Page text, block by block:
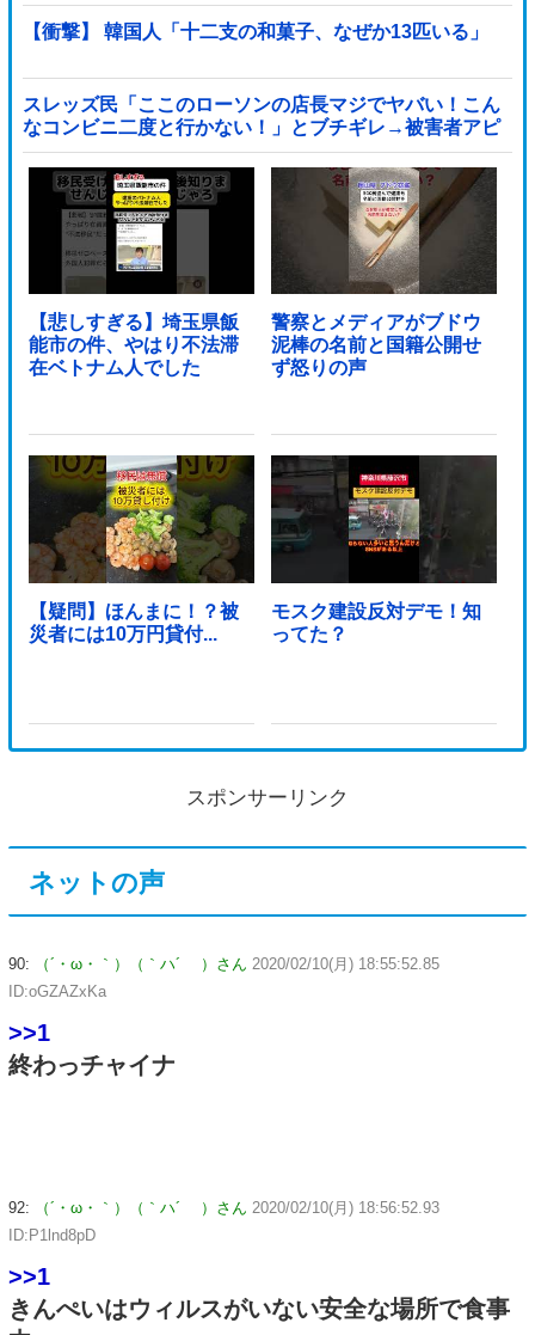
【衝撃】 韓国人「十二支の和菓子、なぜか13匹いる」
スレッズ民「ここのローソンの店長マジでヤバい！こん
なコンビニ二度と行かない！」とブチギレ→被害者アピ
するも「ヤバイのはお前だよ」とツッコミ殺到ｗｗｗｗ
ｗｗｗ他
【悲しすぎる】埼玉県飯
能市の件、やはり不法滞
在ベトナム人でした
警察とメディアがブドウ
泥棒の名前と国籍公開せ
ず怒りの声
【疑問】ほんまに！？被
災者には10万円貸付...
モスク建設反対デモ！知
ってた？
スポンサーリンク
ネットの声
90: （´・ω・｀）（｀ハ´ ）さん 2020/02/10(月) 18:55:52.85
ID:oGZAZxKa
>>1
終わっチャイナ
92: （´・ω・｀）（｀ハ´ ）さん 2020/02/10(月) 18:56:52.93
ID:P1lnd8pD
>>1
きんぺいはウィルスがいない安全な場所で食事